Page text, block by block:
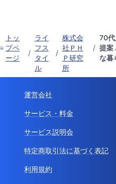
トッ
プペ
ージ
/
ライ
フス
タイ
ル
/
株式会
社ＰＨ
Ｐ研究
所
/
70代
提案
な暮
運営会社
サービス・料金
サービス説明会
特定商取引法に基づく表記
利用規約